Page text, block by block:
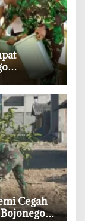
Cegah